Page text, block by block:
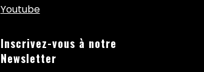
Youtube
Inscrivez-vous à notre
Newsletter